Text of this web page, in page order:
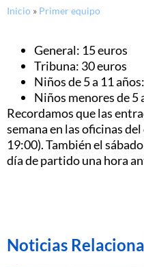
Inicio » Primer equipo
General: 15 euros
Tribuna: 30 euros
Niños de 5 a 11
Niños menores de 5
Recordamos que las
semana en las oficinas
19:00). También el
día de partido una hora
Noticias